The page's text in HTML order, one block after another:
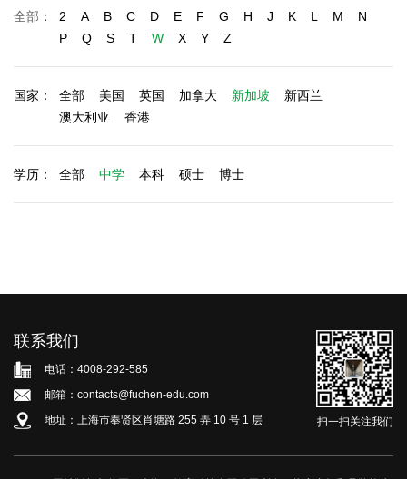
全部 ： 2 A B C D E F G H J K L M
N
P
Q S T W X Y Z
国家： 全部 美国 英国 加拿大 新加坡
新西兰
澳大利亚
香港
学历： 全部 中学 本科 硕士 博士
联系我们
电话：4008-292-585
邮箱：contacts@fuchen-edu.com
地址：上海市奉贤区肖塘路 255 弄 10 号 1 层
扫一扫关注我们